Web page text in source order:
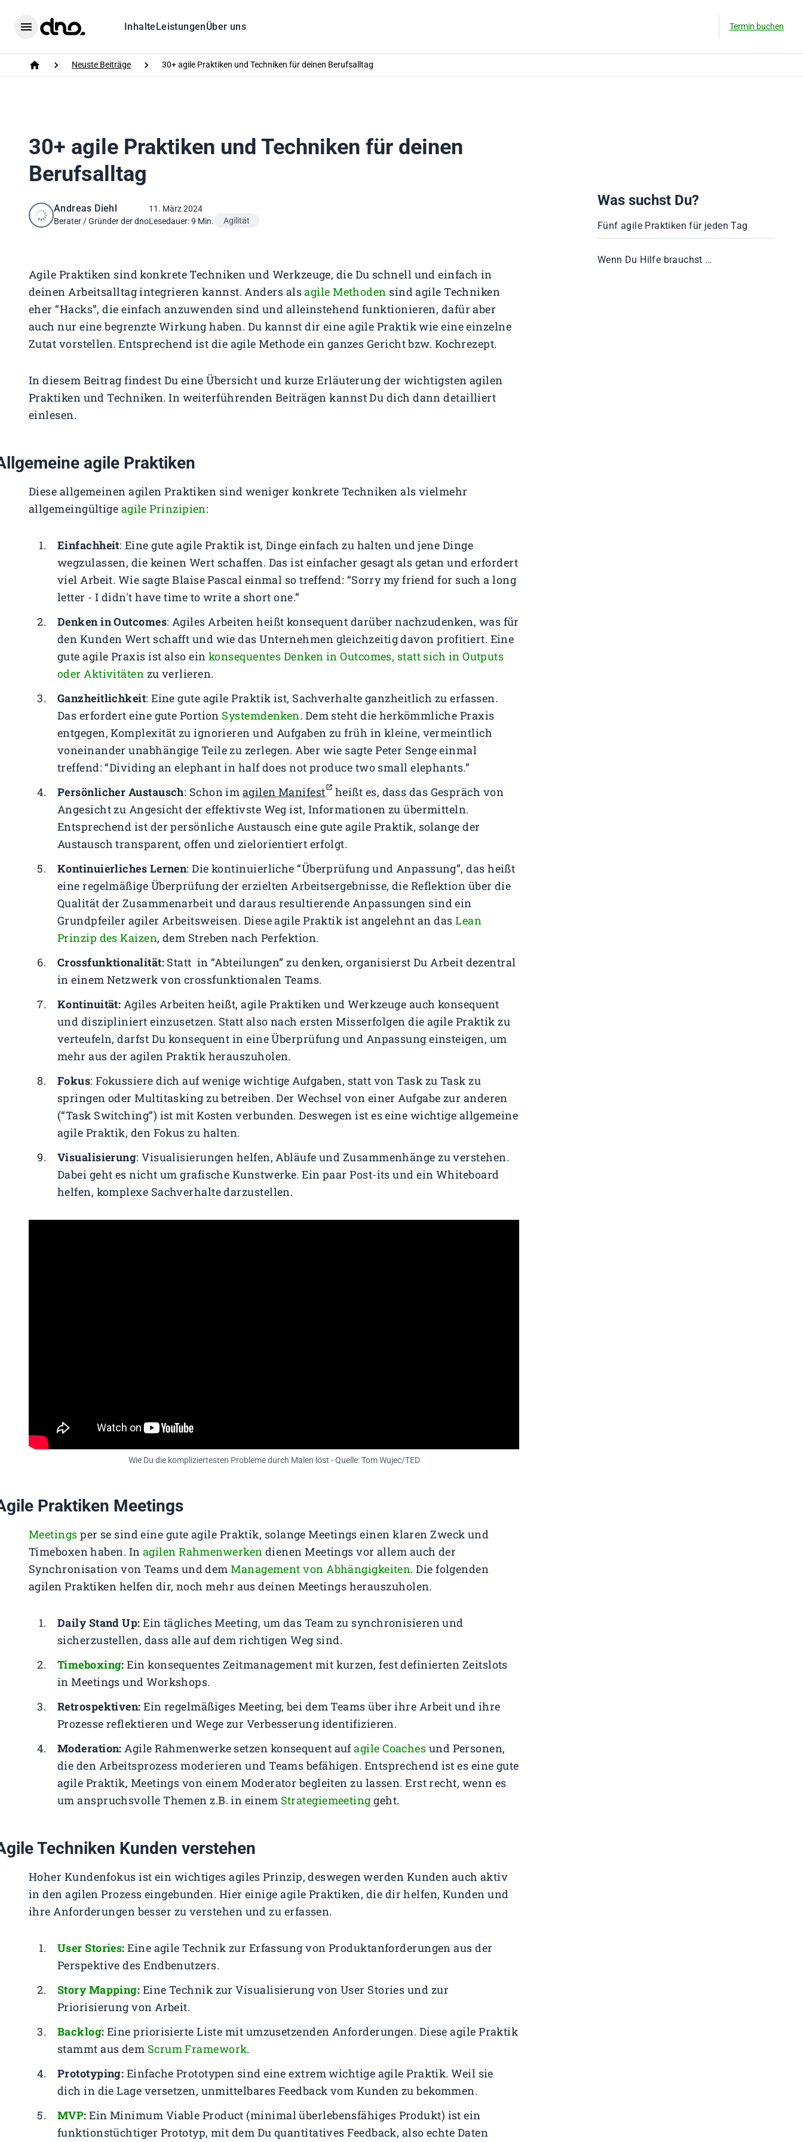
Menu
Home InhalteLeistungenÜber uns Termin buchen
Neuste Beiträge 30+ agile Praktiken und Techniken für deinen Berufsalltag
30+ agile Praktiken und Techniken für deinen
Berufsalltag
Andreas Diehl
Berater / Gründer der dno
11. März 2024
Lesedauer: 9 Min.
Agilität
Agile Praktiken sind konkrete Techniken und Werkzeuge, die Du schnell und einfach in
deinen Arbeitsalltag integrieren kannst. Anders alsagile Methoden sind agile Techniken
eher “Hacks”, die einfach anzuwenden sind und alleinstehend funktionieren, dafür aber
auch nur eine begrenzte Wirkung haben. Du kannst dir eine agile Praktik wie eine einzelne
Zutat vorstellen. Entsprechend ist die agile Methode ein ganzes Gericht bzw. Kochrezept.
In diesem Beitrag findest Du eine Übersicht und kurze Erläuterung der wichtigsten agilen
Praktiken und Techniken. In weiterführenden Beiträgen kannst Du dich dann detailliert
einlesen.
agile Praktiken
Diese allgemeinen agilen Praktiken sind weniger konkrete Techniken als vielmehr
allgemeingültige agile Prinzipien:
Einfachheit: Eine gute agile Praktik ist, Dinge einfach zu halten und jene Dinge
wegzulassen, die keinen Wert schaffen. Das ist einfacher gesagt als getan und erfordert
viel Arbeit. Wie sagte Blaise Pascal einmal so treffend: “Sorry my friend for such a long
letter - I didn't have time to write a short one.”
Denken in Outcomes: Agiles Arbeiten heißt konsequent darüber nachzudenken, was für
den Kunden Wert schafft und wie das Unternehmen gleichzeitig davon profitiert. Eine
gute agile Praxis ist also ein konsequentes Denken in Outcomes, statt sich in Outputs
oder Aktivitäten zu verlieren.
Ganzheitlichkeit: Eine gute agile Praktik ist, Sachverhalte ganzheitlich zu erfassen.
Das erfordert eine gute Portion Systemdenken. Dem steht die herkömmliche Praxis
entgegen, Komplexität zu ignorieren und Aufgaben zu früh in kleine, vermeintlich
voneinander unabhängige Teile zu zerlegen. Aber wie sagte Peter Senge einmal
treffend: “Dividing an elephant in half does not produce two small elephants.”
Persönlicher Austausch: Schon im agilen Manifest
heißt es, dass das Gespräch von
Angesicht zu Angesicht der effektivste Weg ist, Informationen zu übermitteln.
Entsprechend ist der persönliche Austausch eine gute agile Praktik, solange der
Austausch transparent, offen und zielorientiert erfolgt.
Kontinuierliches Lernen: Die kontinuierliche “Überprüfung und Anpassung”, das heißt
eine regelmäßige Überprüfung der erzielten Arbeitsergebnisse, die Reflektion über die
Qualität der Zusammenarbeit und daraus resultierende Anpassungen sind ein
Grundpfeiler agiler Arbeitsweisen. Diese agile Praktik ist angelehnt an dasLean
Prinzip des Kaizen, dem Streben nach Perfektion.
Crossfunktionalität:Statt in “Abteilungen” zu denken, organisierst Du Arbeit dezentral
in einem Netzwerk von crossfunktionalen Teams.
Kontinuität: Agiles Arbeiten heißt, agile Praktiken und Werkzeuge auch konsequent
und diszipliniert einzusetzen. Statt also nach ersten Misserfolgen die agile Praktik zu
verteufeln, darfst Du konsequent in eine Überprüfung und Anpassung einsteigen, um
mehr aus der agilen Praktik herauszuholen.
Fokus: Fokussiere dich auf wenige wichtige Aufgaben, statt von Task zu Task zu
springen oder Multitasking zu betreiben. Der Wechsel von einer Aufgabe zur anderen
(“Task Switching”) ist mit Kosten verbunden. Deswegen ist es eine wichtige allgemeine
agile Praktik, den Fokus zu halten.
Visualisierung: Visualisierungen helfen, Abläufe und Zusammenhänge zu verstehen.
Dabei geht es nicht um grafische Kunstwerke. Ein paar Post-its und ein Whiteboard
helfen, komplexe Sachverhalte darzustellen.
Wie Du die kompliziertesten Probleme durch Malen löst - Quelle: Tom Wujec/TED
Praktiken Meetings
Meetings per se sind eine gute agile Praktik, solange Meetings einen klaren Zweck und
Timeboxen haben. In agilen Rahmenwerken dienen Meetings vor allem auch der
Synchronisation von Teams und demManagement von Abhängigkeiten. Die folgenden
agilen Praktiken helfen dir, noch mehr aus deinen Meetings herauszuholen.
Daily Stand Up: Ein tägliches Meeting, um das Team zu synchronisieren und
sicherzustellen, dass alle auf dem richtigen Weg sind.
Timeboxing:Ein konsequentes Zeitmanagement mit kurzen, fest definierten Zeitslots
in Meetings und Workshops.
Retrospektiven:Ein regelmäßiges Meeting, bei dem Teams über ihre Arbeit und ihre
Prozesse reflektieren und Wege zur Verbesserung identifizieren.
Moderation:Agile Rahmenwerke setzen konsequent aufagile Coaches und Personen,
die den Arbeitsprozess moderieren und Teams befähigen. Entsprechend ist es eine gute
agile Praktik, Meetings von einem Moderator begleiten zu lassen. Erst recht, wenn es
um anspruchsvolle Themen z.B. in einem Strategiemeeting geht.
Techniken Kunden verstehen
Hoher Kundenfokus ist ein wichtiges agiles Prinzip, deswegen werden Kunden auch aktiv
in den agilen Prozess eingebunden. Hier einige agile Praktiken, die dir helfen, Kunden und
ihre Anforderungen besser zu verstehen und zu erfassen.
User Stories: Eine agile Technik zur Erfassung von Produktanforderungen aus der
Perspektive des Endbenutzers.
Story Mapping: Eine Technik zur Visualisierung von User Stories und zur
Priorisierung von Arbeit.
Backlog:Eine priorisierte Liste mit umzusetzenden Anforderungen. Diese agile Praktik
stammt aus dem Scrum Framework.
Prototyping: Einfache Prototypen sind eine extrem wichtige agile Praktik. Weil sie
dich in die Lage versetzen, unmittelbares Feedback vom Kunden zu bekommen.
MVP: Ein Minimum Viable Product (minimal überlebensfähiges Produkt) ist ein
funktionstüchtiger Prototyp, mit dem Du quantitatives Feedback, also echte Daten
Was suchst Du?
Fünf agile Praktiken für jeden Tag
Wenn Du Hilfe brauchst …